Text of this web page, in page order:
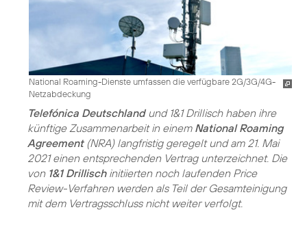
National Roaming-Dienste umfassen die verfügbare 2G/3G/4G-
Netzabdeckung
Telefónica Deutschlandund 1&1 Drillisch haben ihre
künftige Zusammenarbeit in einem National Roaming
Agreement(NRA) langfristig geregelt und am 21. Mai
2021 einen entsprechenden Vertrag unterzeichnet. Die
von 1&1 Drillischinitiierten noch laufenden Price
Review-Verfahren werden als Teil der Gesamteinigung
mit dem Vertragsschluss nicht weiter verfolgt.